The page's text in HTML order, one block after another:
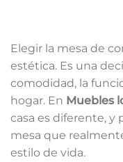
Elegir la mesa de
estética. Es una
comodidad, la
hogar. En Muebles
casa es diferente, y
mesa que
estilo de vida.